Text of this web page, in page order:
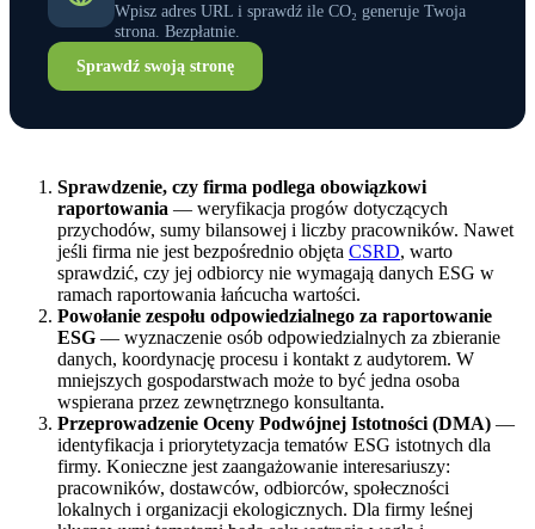
Wpisz adres URL i sprawdź ile CO₂ generuje Twoja
strona. Bezpłatnie.
Sprawdź swoją stronę
Sprawdzenie, czy firma podlega obowiązkowi
raportowania — weryfikacja progów dotyczących
przychodów, sumy bilansowej i liczby pracowników. Nawet
jeśli firma nie jest bezpośrednio objęta CSRD, warto
sprawdzić, czy jej odbiorcy nie wymagają danych ESG w
ramach raportowania łańcucha wartości.
Powołanie zespołu odpowiedzialnego za raportowanie
ESG — wyznaczenie osób odpowiedzialnych za zbieranie
danych, koordynację procesu i kontakt z audytorem. W
mniejszych gospodarstwach może to być jedna osoba
wspierana przez zewnętrznego konsultanta.
Przeprowadzenie Oceny Podwójnej Istotności (DMA) —
identyfikacja i priorytetyzacja tematów ESG istotnych dla
firmy. Konieczne jest zaangażowanie interesariuszy:
pracowników, dostawców, odbiorców, społeczności
lokalnych i organizacji ekologicznych. Dla firmy leśnej